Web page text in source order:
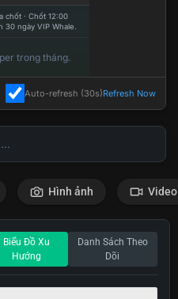
chốt · Chốt 12:00
30 ngày VIP Whale.
trong tháng.
Auto-refresh (30s)Refresh Now
Hình ảnh Video
Biểu Đồ Xu
Hướng
Danh Sách Theo
Dõi